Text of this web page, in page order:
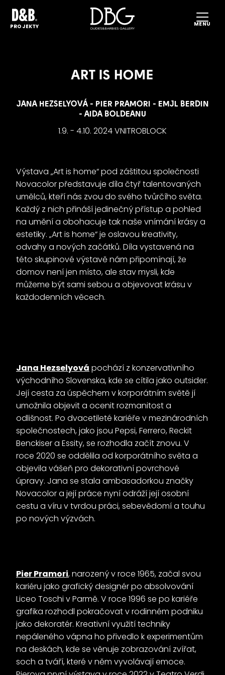
MENU
PROJEKTY
ART IS HOME
JANA HEZSELYOVÁ - PIER PRAMORI - EMJL BERDIN
- AIDA BOLDEANU
1.9. - 4.10. 2024 VNITROBLOCK
Výstava „Art is home“ pod záštitou společnosti
Novacolor představuje díla čtyř talentovaných
umělců, kteří nás zvou do svého tvůrčího světa.
Každý z nich přináší jedinečný přístup a pohled
na umění a obohacuje tak naše vnímání krásy a
estetiky. „Art is home“ je oslavou kreativity,
odvahy a nových začátků. Díla vystavená na
této skupinové výstavě nám připomínají, že
domov není jen místo, ale stav mysli, kde
můžeme být sami sebou a objevovat krásu v
každodenních věcech.
Jana Hezselyová pochází z konzervativního
východního Slovenska, kde se cítila jako outsider.
Její cesta za úspěchem v korporátním světě jí
umožnila objevit a ocenit rozmanitost a
odlišnost. Po dvacetileté kariéře v mezinárodních
společnostech, jako jsou Pepsi, Ferrero, Reckit
Benckiser a Essity, se rozhodla začít znovu. V
roce 2020 se oddělila od korporátního světa a
objevila vášeň pro dekorativní povrchové
úpravy. Jana se stala ambasadorkou značky
Novacolor a její práce nyní odráží její osobní
cestu a víru v tvrdou práci, sebevědomí a touhu
po nových výzvách.
Pier Pramori,narozený v roce 1965, začal svou
kariéru jako grafický designér po absolvování
Liceo Toschi v Parmě. V roce 1996 se po kariéře
grafika rozhodl pokračovat v rodinném podniku
jako dekoratér. Kreativní využití techniky
nepáleného vápna ho přivedlo k experimentům
na deskách, kde se věnuje zobrazování zvířat,
soch a tváří, které v něm vyvolávají emoce.